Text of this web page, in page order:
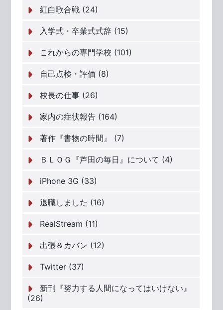
紅白歌合戦 (24)
入学式・卒業式式辞 (15)
これからの専門学校 (101)
自己点検・評価 (8)
校長の仕事 (26)
家内の症状報告 (164)
著作『書物の時間』 (7)
ＢＬＯＧ『芦田の毎日』について (4)
iPhone 3G (33)
退職しました (16)
RealStream (11)
出張＆カバン (12)
Twitter (37)
新刊『努力する人間になってはいけない』
(26)